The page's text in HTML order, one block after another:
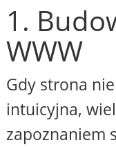
1.
WWW
Gdy strona
intuicyjna,
zapoznaniem